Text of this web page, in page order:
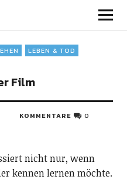
LEBEN & TOD
Film
KOMMENTARE 0
nicht nur, wenn
kennen lernen möchte.